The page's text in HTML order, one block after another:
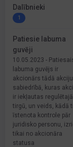
Dalībnieki
1
Patiesie labuma
guvēji
10.05.2023 -
labuma guvējs ir
akcionārs tādā akciju
sabiedrībā, kuras
ir iekļautas regulētajā
tirgū, un veids, kādā
īstenota kontrole pār
juridisko personu,
tikai no akcionāra
statusa